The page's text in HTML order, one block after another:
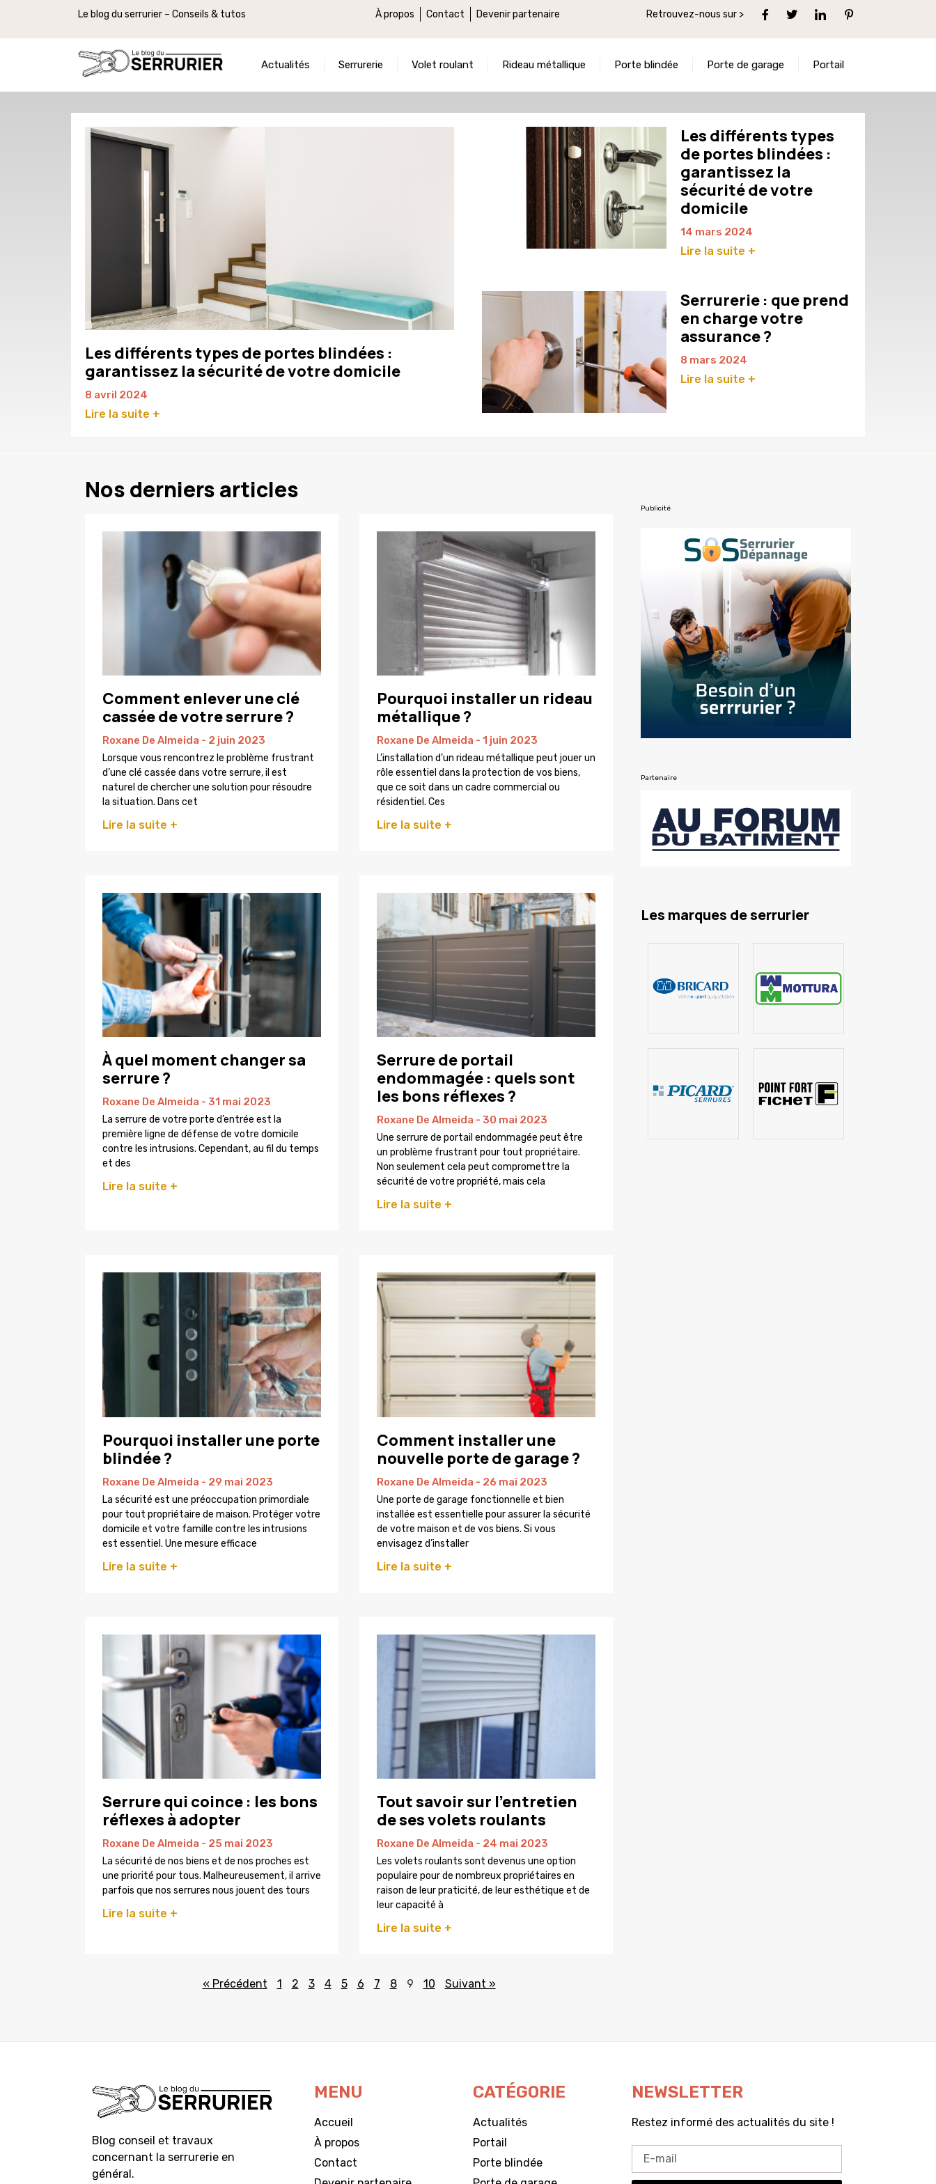
Le blog du serrurier – Conseils & tutos À propos Contact Devenir partenaire Retrouvez-nous sur >
Actualités Serrurerie Volet roulant Rideau métallique Porte blindée Porte de garage Portail
Les différents types de portes blindées :
garantissez la sécurité de votre domicile
8 avril 2024
Lire la suite +
Les différents types
de portes blindées :
garantissez la
sécurité de votre
domicile
14 mars 2024
Lire la suite +
Serrurerie : que prend
en charge votre
assurance ?
8 mars 2024
Lire la suite +
Nos derniers articles
Comment enlever une clé
cassée de votre serrure ?
Roxane De Almeida 2 juin 2023
Lorsque vous rencontrez le problème frustrant
d’une clé cassée dans votre serrure, il est
naturel de chercher une solution pour résoudre
la situation. Dans cet
Lire la suite +
Pourquoi installer un rideau
métallique ?
Roxane De Almeida 1 juin 2023
L’installation d’un rideau métallique peut jouer un
rôle essentiel dans la protection de vos biens,
que ce soit dans un cadre commercial ou
résidentiel. Ces
Lire la suite +
À quel moment changer sa
serrure ?
Roxane De Almeida 31 mai 2023
La serrure de votre porte d’entrée est la
première ligne de défense de votre domicile
contre les intrusions. Cependant, au fil du temps
et des
Lire la suite +
Serrure de portail
endommagée : quels sont
les bons réflexes ?
Roxane De Almeida 30 mai 2023
Une serrure de portail endommagée peut être
un problème frustrant pour tout propriétaire.
Non seulement cela peut compromettre la
sécurité de votre propriété, mais cela
Lire la suite +
Pourquoi installer une porte
blindée ?
Roxane De Almeida 29 mai 2023
La sécurité est une préoccupation primordiale
pour tout propriétaire de maison. Protéger votre
domicile et votre famille contre les intrusions
est essentiel. Une mesure efficace
Lire la suite +
Comment installer une
nouvelle porte de garage ?
Roxane De Almeida 26 mai 2023
Une porte de garage fonctionnelle et bien
installée est essentielle pour assurer la sécurité
de votre maison et de vos biens. Si vous
envisagez d’installer
Lire la suite +
Serrure qui coince : les bons
réflexes à adopter
Roxane De Almeida 25 mai 2023
La sécurité de nos biens et de nos proches est
une priorité pour tous. Malheureusement, il arrive
parfois que nos serrures nous jouent des tours
Lire la suite +
Tout savoir sur l’entretien
de ses volets roulants
Roxane De Almeida 24 mai 2023
Les volets roulants sont devenus une option
populaire pour de nombreux propriétaires en
raison de leur praticité, de leur esthétique et de
leur capacité à
Lire la suite +
« Précédent 1 2 3 4 5 6 7 8 9 10 Suivant »
Publicité
Partenaire
Les marques de serrurier
Blog conseil et travaux
concernant la serrurerie en
général.
MENU
Accueil
À propos
Contact
CATÉGORIE
Actualités
Portail
Porte blindée
NEWSLETTER
Restez informé des actualités du site !